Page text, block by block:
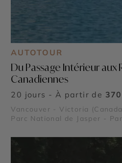
AUTOTOUR
Du Passage Intérieur aux
Canadiennes
20 jours - À partir de
Vancouver - Victoria
Parc National de Jasper -
Park - Lac Moraine - Glacier
national de Pacific Rim - Le